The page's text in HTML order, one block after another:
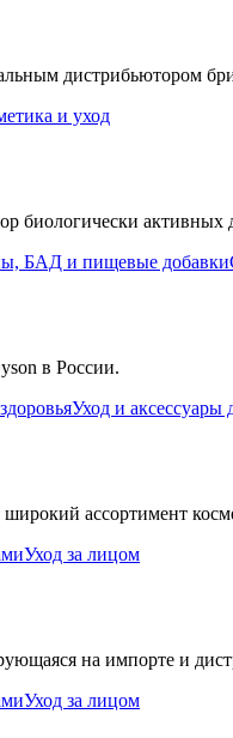
дистрибьютором
и уход
биологически активных
БАД и пищевые добавки
в России.
Уход и аксессуары
ассортимент
Уход за лицом
на импорте и
Уход за лицом